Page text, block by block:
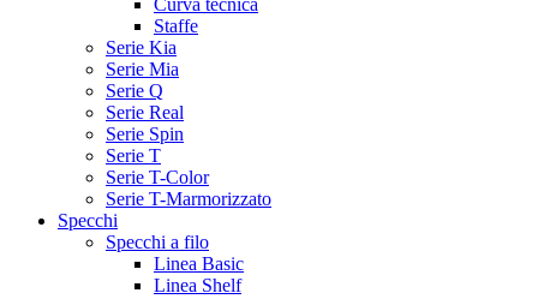
Curva tecnica
Staffe
Serie Kia
Serie Mia
Serie Q
Serie Real
Serie Spin
Serie T
Serie T-Color
Serie T-Marmorizzato
Specchi
Specchi a filo
Linea Basic
Linea Shelf